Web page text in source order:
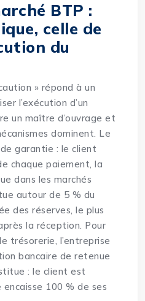
BTP :
celle de
du
» répond à un
l’exécution d’un
un maître d’ouvrage et
dominent. Le
garantie : le client
chaque paiement, la
dans les marchés
autour de 5 % du
des réserves, le plus
la réception. Pour
trésorerie, l’entreprise
bancaire de retenue
: le client est
100 % de ses